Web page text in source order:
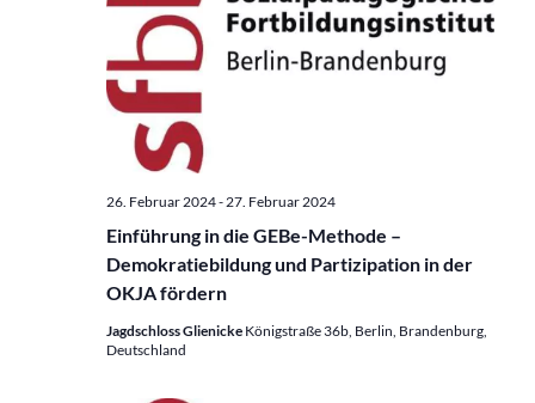
Einführung in die GEBe-Methode –
Demokratiebildung und Partizipation in der
OKJA fördern
26. Februar 2024-27. Februar 2024
Jagdschloss Glienicke Königstraße 36b, Berlin, Brandenburg,
Deutschland